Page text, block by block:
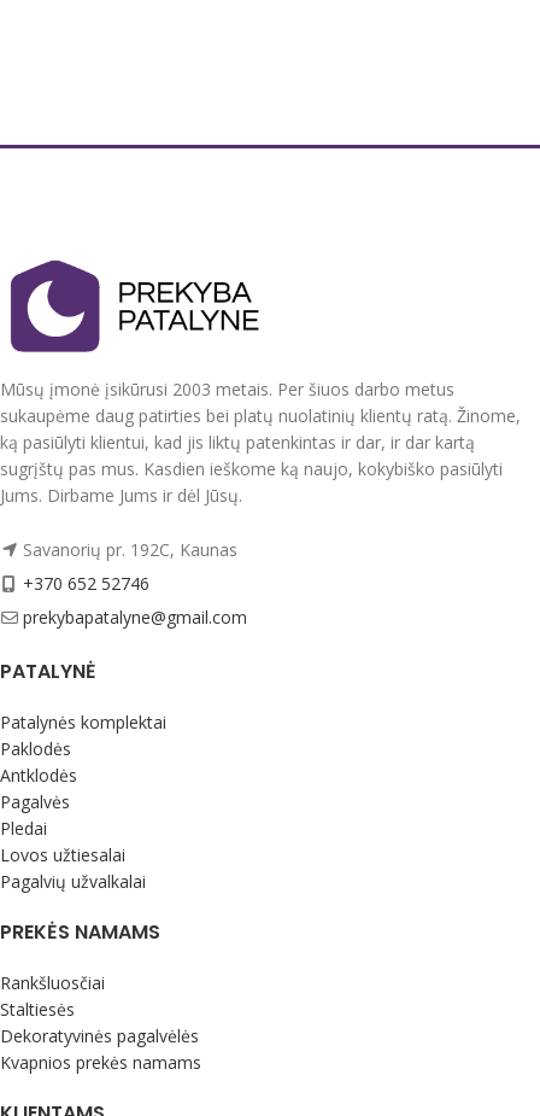
užsegimo, su kišenėmis.
Supakuotas į praktišką maišelį su
užtrauktuku, kurį jūsų vaikas galės ir
toliau naudoti.
Pagaminta ES.
užsegimo, su kišenėmis.
Mūsų įmonė įsikūrusi 2003 metais. Per šiuos darbo metus
sukaupėme daug patirties bei platų nuolatinių klientų ratą. Žinome,
ką pasiūlyti klientui, kad jis liktų patenkintas ir dar, ir dar kartą
sugrįštų pas mus. Kasdien ieškome ką naujo, kokybiško pasiūlyti
Jums. Dirbame Jums ir dėl Jūsų.
Savanorių pr. 192C, Kaunas
+370 652 52746
prekybapatalyne@gmail.com
PATALYNĖ
Patalynės komplektai
Paklodės
Antklodės
Pagalvės
Pledai
Lovos užtiesalai
Pagalvių užvalkalai
PREKĖS NAMAMS
Rankšluosčiai
Staltiesės
Dekoratyvinės pagalvėlės
Kvapnios prekės namams